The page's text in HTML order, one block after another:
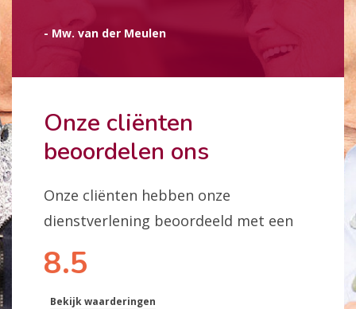
Onze cliënten
beoordelen ons
Onze cliënten hebben onze
dienstverlening beoordeeld met een
8.5
Bekijk waarderingen
- Mw. van der Meulen